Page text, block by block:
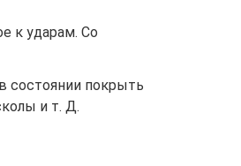
к ударам. Со
состоянии покрыть
и т. Д.